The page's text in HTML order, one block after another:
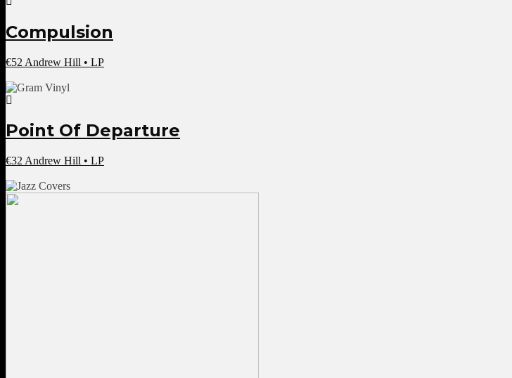
Compulsion
€52 Andrew Hill • LP
Point Of Departure
€32 Andrew Hill • LP